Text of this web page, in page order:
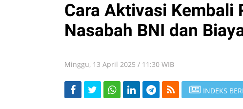
Cara Aktivasi Kembali
Nasabah BNI dan
Minggu, 13 April 2025 / 11:30 WIB
INDEKS